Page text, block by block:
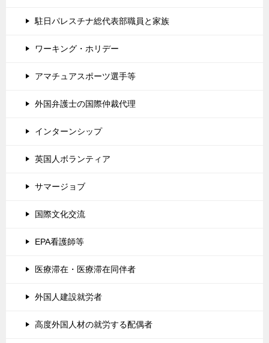
駐日パレスチナ総代表部職員と家族
ワーキング・ホリデー
アマチュアスポーツ選手等
外国弁護士の国際仲裁代理
インターンシップ
英国人ボランティア
サマージョブ
国際文化交流
EPA看護師等
医療滞在・医療滞在同伴者
外国人建設就労者
高度外国人材の就労する配偶者